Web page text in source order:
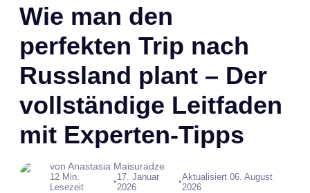
Wie man den
perfekten Trip nach
Russland plant – Der
vollständige Leitfaden
mit Experten-Tipps
von Anastasia Maisuradze
12 Min.
Lesezeit
•17. Januar
2026
•Aktualisiert 06. August
2026